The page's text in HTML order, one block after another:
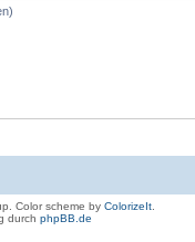
Color scheme by ColorizeIt.
durch phpBB.de